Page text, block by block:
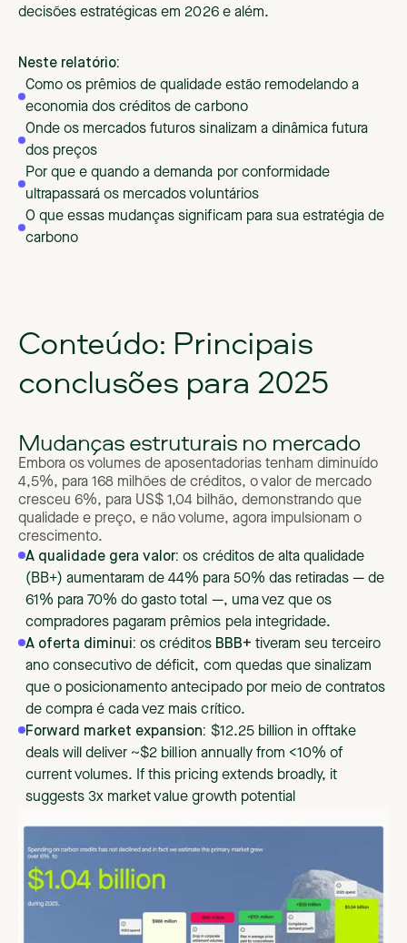
decisões estratégicas em 2026 e além.
Neste relatório:
Como os prêmios de qualidade estão remodelando a
economia dos créditos de carbono
Onde os mercados futuros sinalizam a dinâmica futura
dos preços
Por que e quando a demanda por conformidade
ultrapassará os mercados voluntários
O que essas mudanças significam para sua estratégia de
carbono
Conteúdo: Principais
conclusões para 2025
Mudanças estruturais no mercado
Embora os volumes de aposentadorias tenham diminuído
4,5%, para 168 milhões de créditos, o valor de mercado
cresceu 6%, para US$ 1,04 bilhão, demonstrando que
qualidade e preço, e não volume, agora impulsionam o
crescimento.
A qualidade gera valor: os créditos de alta qualidade
(BB+) aumentaram de 44% para 50% das retiradas — de
61% para 70% do gasto total —, uma vez que os
compradores pagaram prêmios pela integridade.
A oferta diminui:os créditos BBB+ tiveram seu terceiro
ano consecutivo de déficit, com quedas que sinalizam
que o posicionamento antecipado por meio de contratos
de compra é cada vez mais crítico.
Forward market expansion: $12.25 billion in offtake
deals will deliver ~$2 billion annually from <10% of
current volumes. If this pricing extends broadly, it
suggests 3x market value growth potential